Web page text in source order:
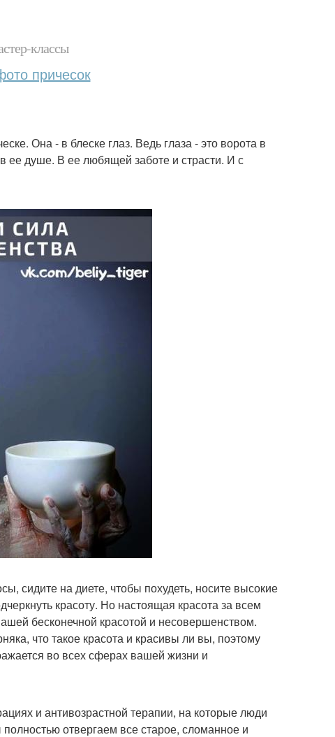
классы
причесок
Она - в блеске глаз. Ведь глаза - это ворота в
ее душе. В ее любящей заботе и страсти. И с
сидите на диете, чтобы похудеть, носите высокие
красоту. Но настоящая красота за всем
бесконечной красотой и несовершенством.
что такое красота и красивы ли вы, поэтому
во всех сферах вашей жизни и
и антивозрастной терапии, на которые люди
отвергаем все старое, сломанное и